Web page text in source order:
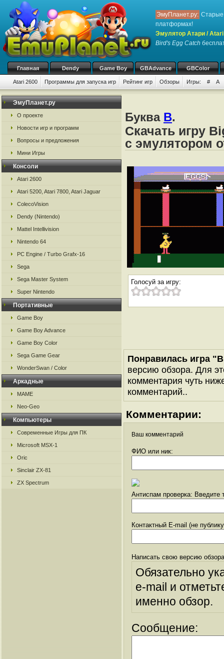
ЭмуПланет.ру: Старые
платформах!
Эмулятор Атари /
Bird's Egg Catch
Главная Dendy Game Boy GBAdvance GBColor
Atari 2600 Программы для запуска игр Рейтинг игр Обзоры Игры: # A
ЭмуПланет.ру
О проекте
Новости игр и программ
Вопросы и предложения
Мини Игры
Консоли
Atari 2600
Atari 5200, Atari 7800, Atari Jaguar
ColecoVision
Dendy (Nintendo)
Mattel Intellivision
Nintendo 64
PC Engine / Turbo Grafx-16
Sega
Sega Master System
Super Nintendo
Портативные
Game Boy
Game Boy Advance
Game Boy Color
Sega Game Gear
WonderSwan / Color
Аркадные
MAME
Neo-Geo
Компьютеры
Современные Игры для ПК
Microsoft MSX-1
Oric
Sinclair ZX-81
ZX Spectrum
Буква B.
Скачать игру
с эмулятором
Голосуй за игру:
Понравилась игра
версию обзора. Для
комментария чуть
комментарий..
Комментарии:
Ваш комментарий
ФИО или ник:
Антиспам проверка: Введите
Контактный E-mail (не
Написать свою версию
Обязательно
e-mail и
именно обзор.
Сообщение: